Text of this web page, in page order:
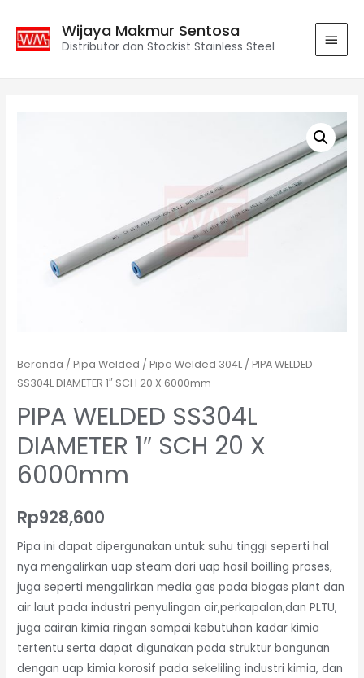
Wijaya Makmur Sentosa
Distributor dan Stockist Stainless Steel
Beranda /Pipa Welded /Pipa Welded 304L / PIPA WELDED
SS304L DIAMETER 1″ SCH 20 X 6000mm
PIPA WELDED SS304L
DIAMETER 1″ SCH 20 X
6000mm
Rp928,600
Pipa ini dapat dipergunakan untuk suhu tinggi seperti hal
nya mengalirkan uap steam dari uap hasil boilling proses,
juga seperti mengalirkan media gas pada biogas plant dan
air laut pada industri penyulingan air,perkapalan,dan PLTU,
juga cairan kimia ringan sampai kebutuhan kadar kimia
tertentu serta dapat digunakan pada struktur bangunan
dengan uap kimia korosif pada sekeliling industri kimia, dan